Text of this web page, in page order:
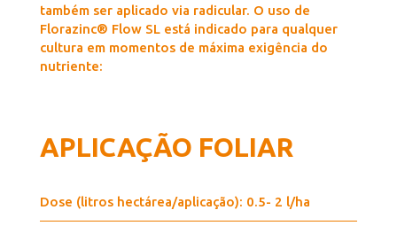
também ser aplicado via radicular. O uso de
Florazinc® Flow SL está indicado para qualquer
cultura em momentos de máxima exigência do
nutriente:
APLICAÇÃO FOLIAR
Dose (litros hectárea/aplicação): 0.5- 2 l/ha